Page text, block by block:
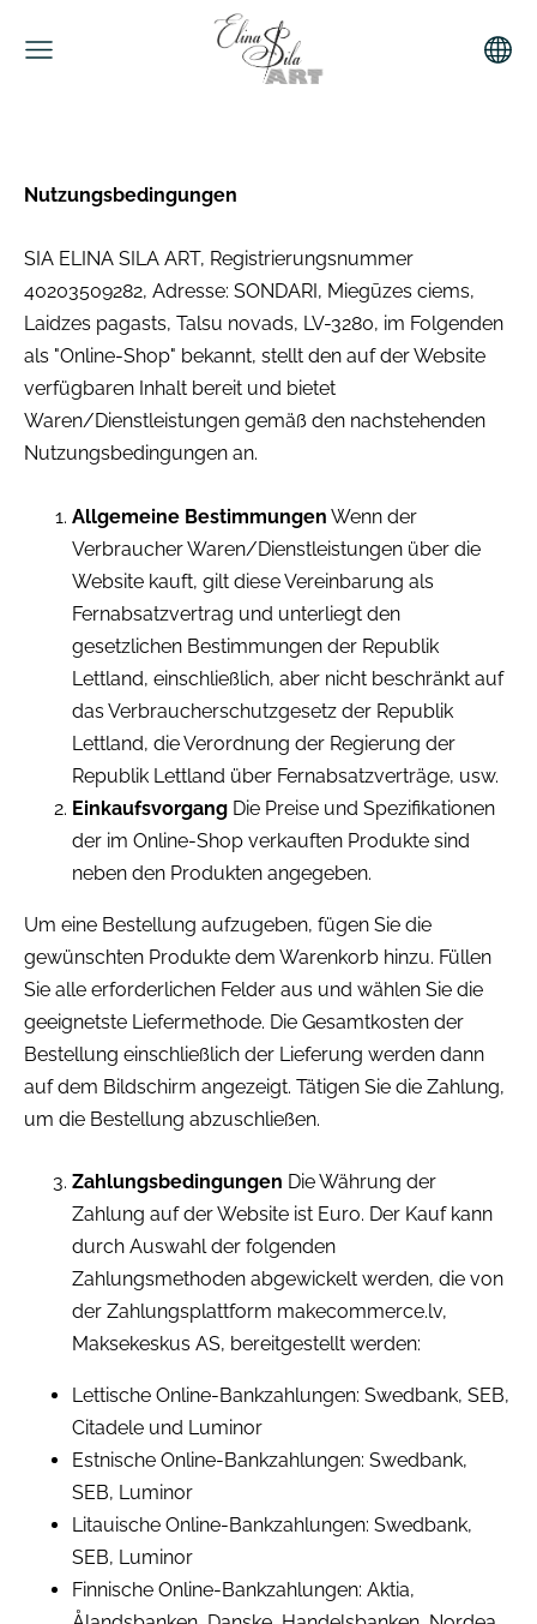
Nutzungsbedingungen
SIA ELINA SILA ART, Registrierungsnummer
40203509282, Adresse: SONDARI, Miegūzes ciems,
Laidzes pagasts, Talsu novads, LV-3280, im Folgenden
als "Online-Shop" bekannt, stellt den auf der Website
verfügbaren Inhalt bereit und bietet
Waren/Dienstleistungen gemäß den nachstehenden
Nutzungsbedingungen an.
Allgemeine Bestimmungen Wenn der
Verbraucher Waren/Dienstleistungen über die
Website kauft, gilt diese Vereinbarung als
Fernabsatzvertrag und unterliegt den
gesetzlichen Bestimmungen der Republik
Lettland, einschließlich, aber nicht beschränkt auf
das Verbraucherschutzgesetz der Republik
Lettland, die Verordnung der Regierung der
Republik Lettland über Fernabsatzverträge, usw.
Einkaufsvorgang Die Preise und Spezifikationen
der im Online-Shop verkauften Produkte sind
neben den Produkten angegeben.
Um eine Bestellung aufzugeben, fügen Sie die
gewünschten Produkte dem Warenkorb hinzu. Füllen
Sie alle erforderlichen Felder aus und wählen Sie die
geeignetste Liefermethode. Die Gesamtkosten der
Bestellung einschließlich der Lieferung werden dann
auf dem Bildschirm angezeigt. Tätigen Sie die Zahlung,
um die Bestellung abzuschließen.
Zahlungsbedingungen Die Währung der
Zahlung auf der Website ist Euro. Der Kauf kann
durch Auswahl der folgenden
Zahlungsmethoden abgewickelt werden, die von
der Zahlungsplattform makecommerce.lv,
Maksekeskus AS, bereitgestellt werden:
Lettische Online-Bankzahlungen: Swedbank, SEB,
Citadele und Luminor
Estnische Online-Bankzahlungen: Swedbank,
SEB, Luminor
Litauische Online-Bankzahlungen: Swedbank,
SEB, Luminor
Finnische Online-Bankzahlungen: Aktia,